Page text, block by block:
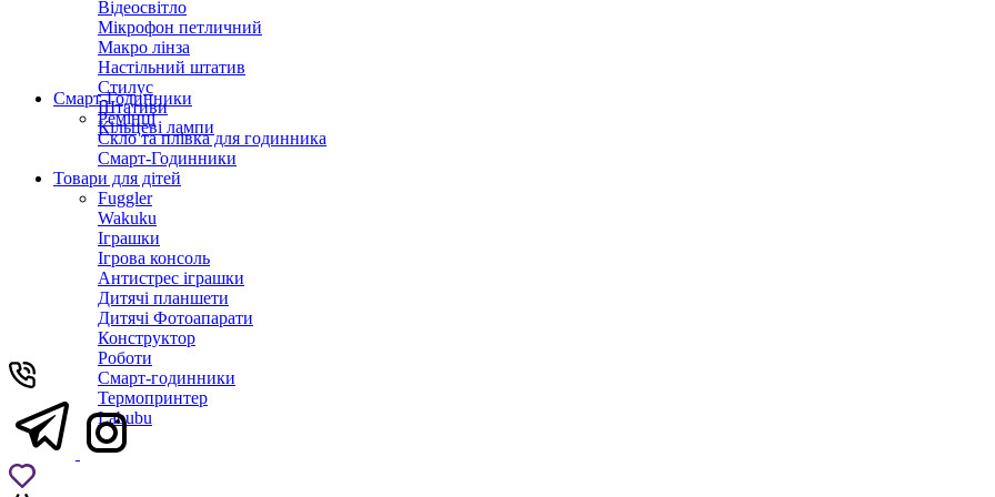
Відеосвітло
Мікрофон петличний
Макро лінза
Настільний штатив
Стилус
Штативи
Кільцеві лампи
Смарт-Годинники
Ремінці
Скло та плівка для годинника
Смарт-Годинники
Товари для дітей
Fuggler
Wakuku
Іграшки
Ігрова консоль
Антистрес іграшки
Дитячi планшети
Дитячі Фотоапарати
Конструктор
Роботи
Смарт-годинники
Термопринтер
Labubu